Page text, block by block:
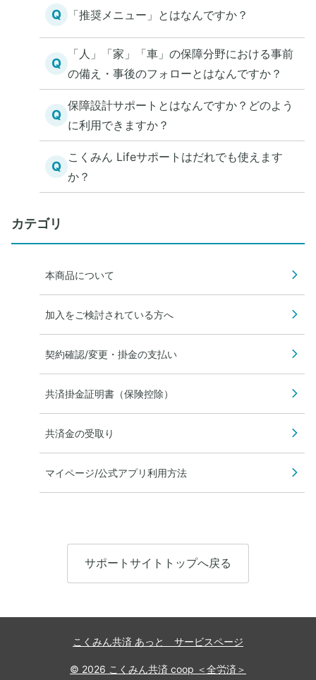
Q 「推奨メニュー」とはなんですか？
Q
「人」「家」「車」の保障分野における事前
の備え・事後のフォローとはなんですか？
Q
保障設計サポートとはなんですか？どのよう
に利用できますか？
Q
こくみん Lifeサポートはだれでも使えます
か？
カテゴリ
本商品について
加入をご検討されている方へ
契約確認/変更・掛金の支払い
共済掛金証明書（保険控除）
共済金の受取り
マイページ/公式アプリ利用方法
サポートサイトトップへ戻る
こくみん共済 あっと サービスページ
© 2026 こくみん共済 coop ＜全労済＞